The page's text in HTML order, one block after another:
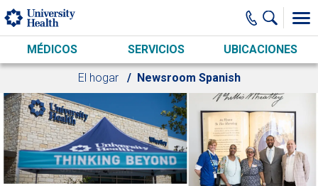
Skip to main content
MÉDICOS SERVICIOS UBICACIONES
El hogar Newsroom Spanish